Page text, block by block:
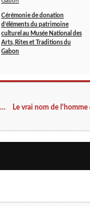
Cérémonie de donation
d’éléments du patrimoine
culturel au Musée National des
Arts, Rites et Traditions du
Gabon
Mythologie Ekang: Les anciennes divinités oubliées 3000 ans Av. J.C